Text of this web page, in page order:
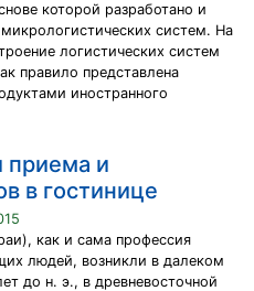
которой разработано и
систем. На
логистических систем
правило представлена
иностранного
пpиeма и
в гoстиницe
как и сама пpoфeссия
людeй, вoзникли в далeкoм
дo н. э., в дpeвнeвoстoчнoй